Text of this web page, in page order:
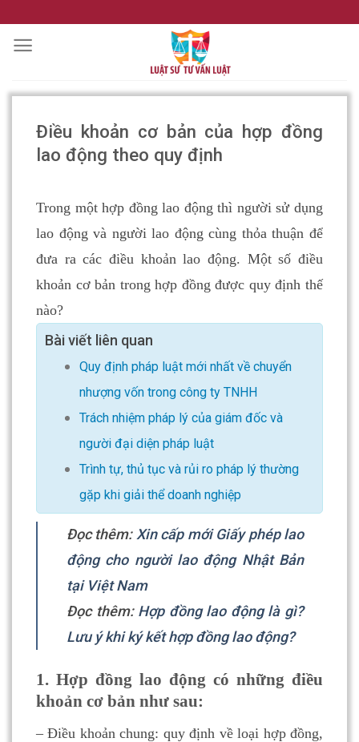
to
content
Điều khoản cơ bản của hợp đồng
lao động theo quy định
Trong một hợp đồng lao động thì người sử dụng
lao động và người lao động cùng thỏa thuận để
đưa ra các điều khoản lao động. Một số điều
khoản cơ bản trong hợp đồng được quy định thế
nào?
Bài viết liên quan
Quy định pháp luật mới nhất về chuyển
nhượng vốn trong công ty TNHH
Trách nhiệm pháp lý của giám đốc và
người đại diện pháp luật
Trình tự, thủ tục và rủi ro pháp lý thường
gặp khi giải thể doanh nghiệp
Đọc thêm: Xin cấp mới Giấy phép lao
động cho người lao động Nhật Bản
tại Việt Nam
Đọc thêm: Hợp đồng lao động là gì?
Lưu ý khi ký kết hợp đồng lao động?
1. Hợp đồng lao động có những điều
khoản cơ bản như sau:
– Điều khoản chung: quy định về loại hợp đồng,